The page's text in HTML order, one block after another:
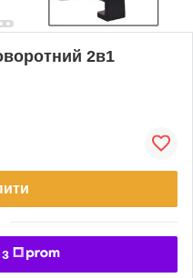
2в1